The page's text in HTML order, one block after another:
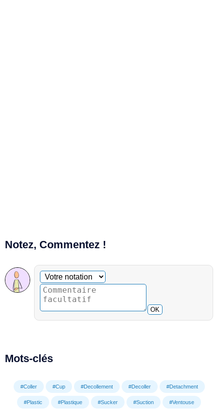
Notez, Commentez !
Commentaire facultatif
Votre notation
OK
Mots-clés
#Coller #Cup #Decollement #Decoller #Detachment
#Plastic #Plastique #Sucker #Suction #Ventouse